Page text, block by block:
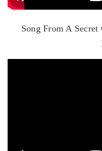
Song From A